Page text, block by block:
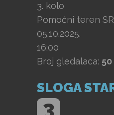
3. kolo
Pomoćni teren
05.10.2025.
16:00
Broj gledalaca: 50
SLOGA
3